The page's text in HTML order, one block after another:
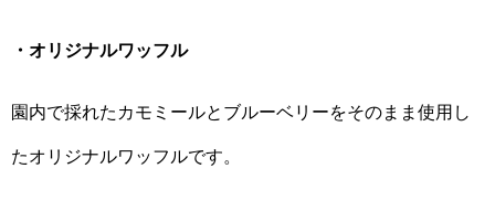
・オリジナルワッフル
園内で採れたカモミールとブルーベリーをそのまま使用し
たオリジナルワッフルです。